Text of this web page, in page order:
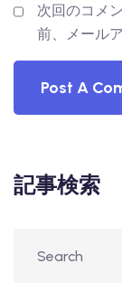
次回のコメ
前、メール
記事検索